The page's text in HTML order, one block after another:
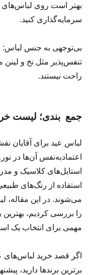
بهتر است روی لباس‌های
سرمایه‌گذاری کنید.
بی‌توجهی به جنس لباس:
تنفس‌پذیر مثل نخ و
راحت نیستند.
جمع ‎ بندی؛ لیست خرید لباس مردانه برای عید
لباس عید برای آقایان
اعتمادبه‌نفس آن‌ها در
استایل‌های کلاسیک و
استفاده از رنگ‌های
می‌شوند. در این مقاله،
را بررسی کردیم،
مهمی برای انتخاب یک
اگر قصد خرید لباس‌های
برترین برندها دارید،